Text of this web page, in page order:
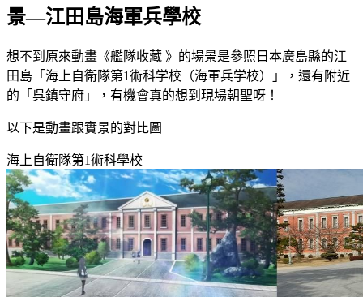
景—江田島海軍兵學校
想不到原來動畫《艦隊收藏 》的場景是參照日本廣島縣的江
田島「海上自衛隊第1術科学校（海軍兵学校）」，還有附近
的「呉鎮守府」，有機會真的想到現場朝聖呀！
以下是動畫跟實景的對比圖
海上自衛隊第1術科學校